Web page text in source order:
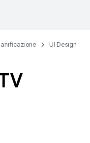
UI Design